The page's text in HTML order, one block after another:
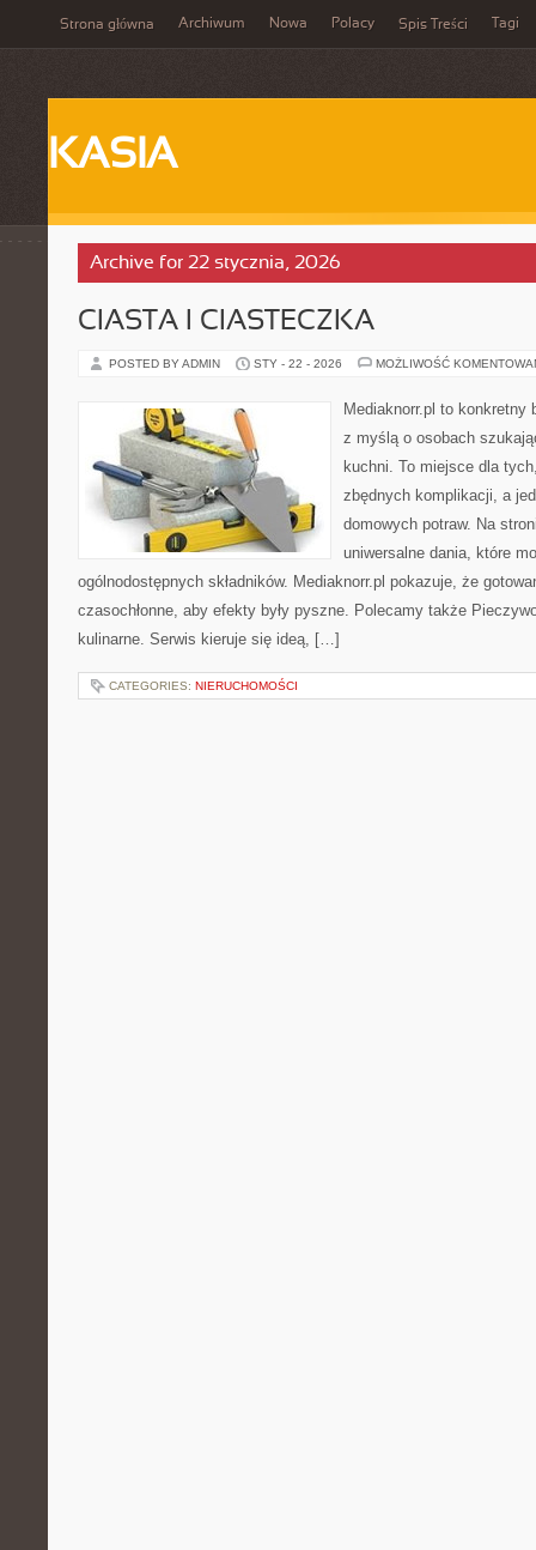
Strona główna Archiwum Nowa Polacy Spis Treści Tagi
KASIA
Archive for 22 stycznia, 2026
CIASTA I CIASTECZKA
POSTED BY ADMIN STY - 22 - 2026 MOŻLIWOŚĆ
Mediaknorr.pl to konkretny
z myślą o osobach
kuchni. To miejsce dla
zbędnych komplikacji, a
domowych potraw. Na
uniwersalne dania, które
ogólnodostępnych składników. Mediaknorr.pl pokazuje, że
czasochłonne, aby efekty były pyszne. Polecamy także
kulinarne. Serwis kieruje się ideą, […]
CATEGORIES: NIERUCHOMOŚCI